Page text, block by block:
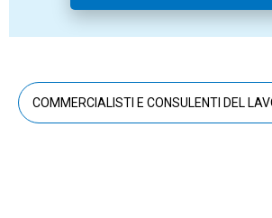
COMMERCIALISTI E CONSULENTI DEL